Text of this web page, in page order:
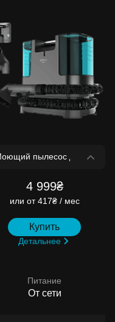
4 999₴
или от 417₴ / мес
Купить
Детальнее
Питание
От сети